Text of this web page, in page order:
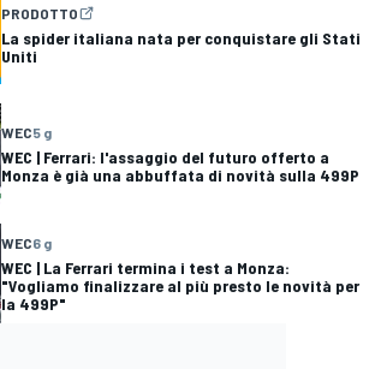
PRODOTTO
La spider italiana nata per conquistare gli Stati
Uniti
WEC5 g
WEC | Ferrari: l'assaggio del futuro offerto a
Monza è già una abbuffata di novità sulla 499P
WEC6 g
WEC | La Ferrari termina i test a Monza:
"Vogliamo finalizzare al più presto le novità per
la 499P"